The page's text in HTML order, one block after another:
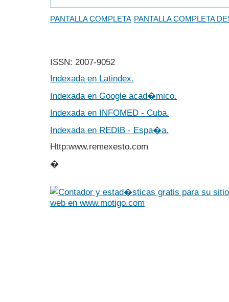
PANTALLA COMPLETA PANTALLA COMPLETA
ISSN: 2007-9052
Indexada en Latindex.
Indexada en Google acad�mico.
Indexada en INFOMED - Cuba.
Indexada en REDIB - Espa�a.
Http:www.remexesto.com
�